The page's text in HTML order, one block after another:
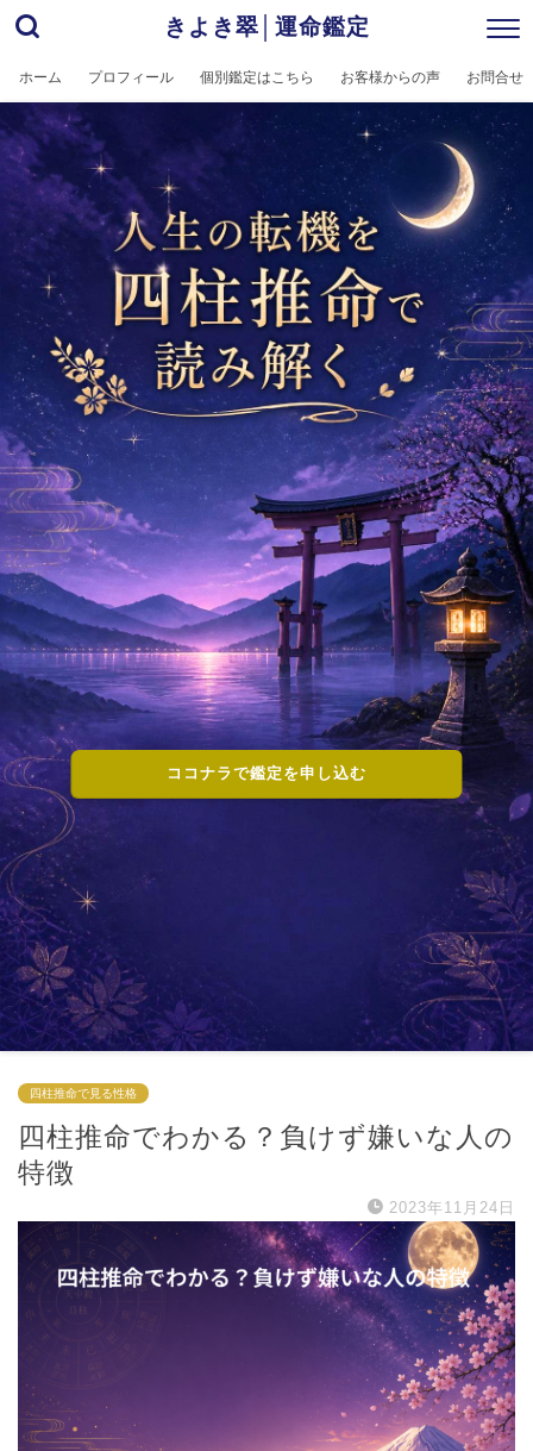
きよき翠│運命鑑定
ホーム プロフィール 個別鑑定はこちら お客様からの声 お問合せ
ココナラで鑑定を申し込む
四柱推命で見る性格
四柱推命でわかる？負けず嫌いな人の
特徴
2023年11月24日